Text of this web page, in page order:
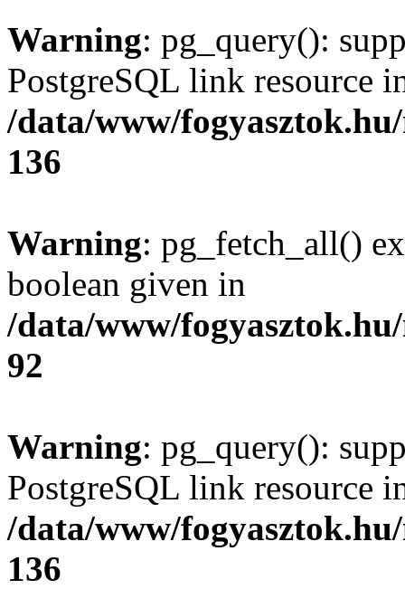
Warning: pg_query():
PostgreSQL link resource
/data/www/
136
Warning: pg_fetch_all()
boolean given in
/data/www/
92
Warning: pg_query():
PostgreSQL link resource
/data/www/
136